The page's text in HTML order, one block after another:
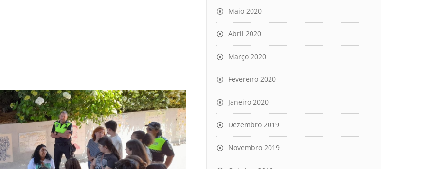
Maio 2020
Abril 2020
Março 2020
Fevereiro 2020
Janeiro 2020
Dezembro 2019
Novembro 2019